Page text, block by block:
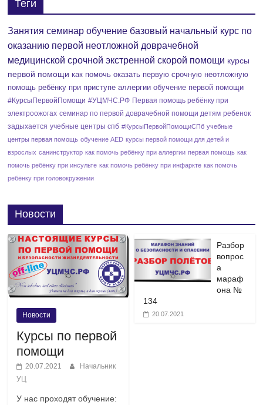
Теги
Занятия семинар обучение базовый начальный курс по
оказанию первой неотложной доврачебной
медицинской срочной экстренной скорой помощи курсы
первой помощи как помочь оказать первую срочную неотложную
помощь ребёнку при приступе аллергии обучение первой помощи
#КурсыПервойПомощи #УЦМЧС.РФ Первая помощь ребёнку при
электроожогах семинар по первой доврачебной помощи детям ребенок
задыхается учебные центры спб #КурсыПервойПомощиСПб учебные
центры первая помощь обучение AED курсы первой помощи для детей и
взрослых санинструктор как помочь ребёнку при аллергии первая помощь как
помочь ребёнку при инсульте как помочь ребёнку при инфаркте как помочь
ребёнку при головокружении
Новости
Новости
Курсы по первой
помощи
20.07.2021
Начальник
УЦ
У нас проходят обучение:
Разбор
вопрос
а
мараф
она №
134
20.07.2021